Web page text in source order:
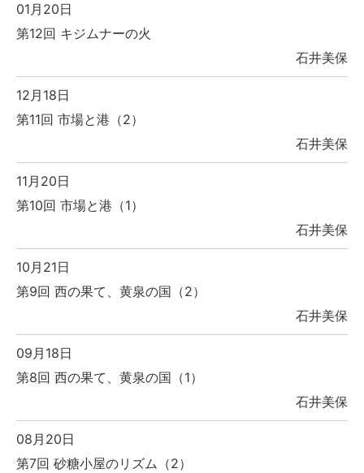
01月20日
第12回 キジムナーの火
石井美保
12月18日
第11回 市場と港（2）
石井美保
11月20日
第10回 市場と港（1）
石井美保
10月21日
第9回 西の果て、黄泉の国（2）
石井美保
09月18日
第8回 西の果て、黄泉の国（1）
石井美保
08月20日
第7回 砂糖小屋のリズム（2）